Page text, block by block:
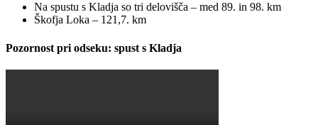
Na spustu s Kladja so tri delovišča – med 89. in 98. km
Škofja Loka – 121,7. km
Pozornost pri odseku: spust s Kladja